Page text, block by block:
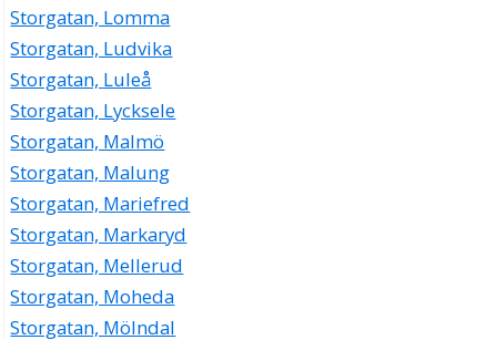
Storgatan, Lomma
Storgatan, Ludvika
Storgatan, Luleå
Storgatan, Lycksele
Storgatan, Malmö
Storgatan, Malung
Storgatan, Mariefred
Storgatan, Markaryd
Storgatan, Mellerud
Storgatan, Moheda
Storgatan, Mölndal